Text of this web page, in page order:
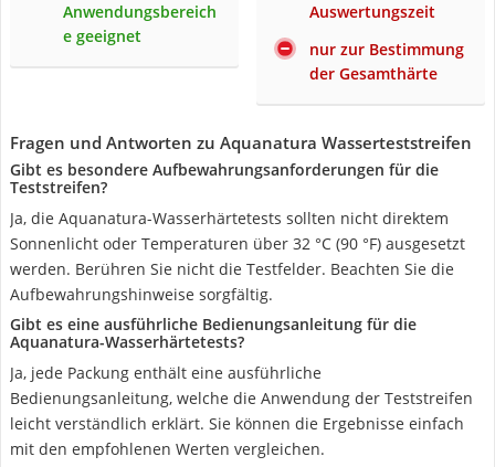
Anwendungsbereich
e geeignet
Auswertungszeit
nur zur Bestimmung
der Gesamthärte
Fragen und Antworten zu Aquanatura Wasserteststreifen
Gibt es besondere Aufbewahrungsanforderungen für die
Teststreifen?
Ja, die Aquanatura-Wasserhärtetests sollten nicht direktem
Sonnenlicht oder Temperaturen über 32 °C (90 °F) ausgesetzt
werden. Berühren Sie nicht die Testfelder. Beachten Sie die
Aufbewahrungshinweise sorgfältig.
Gibt es eine ausführliche Bedienungsanleitung für die
Aquanatura-Wasserhärtetests?
Ja, jede Packung enthält eine ausführliche
Bedienungsanleitung, welche die Anwendung der Teststreifen
leicht verständlich erklärt. Sie können die Ergebnisse einfach
mit den empfohlenen Werten vergleichen.